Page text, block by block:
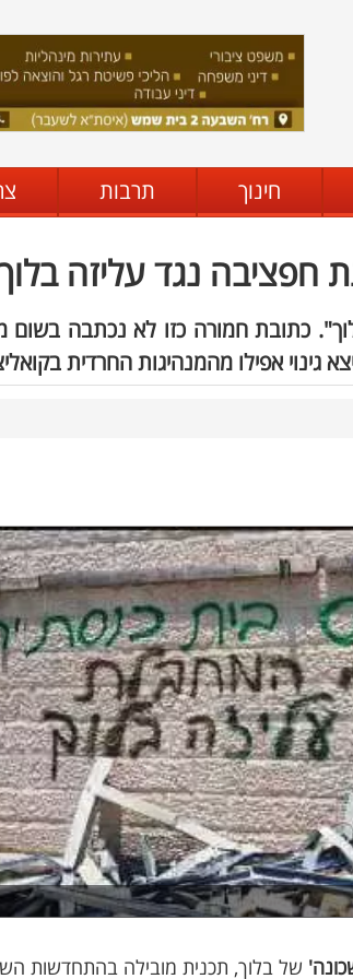
חינוך תרבות
חפציבה נגד עליזה
כתובת חמורה כזו לא נכתבה בשום
גינוי אפילו מהמנהיגות החרדית
של בלוך, תכנית מובילה בהתחדשות